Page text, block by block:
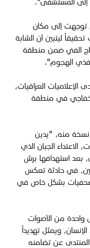
توجهت إلى مكان
ليتبين أن الشابة
الفني ضمن منطقة
الهجوم".
العراقيات،
الخفاجي في منطقة
نسخة منه، "يدين
الاعتداء الجبان الذي
بعد استهدافها برش
في حادثة تعكس
بشكل خاص في
واحدة من الأصوات
ويمثل تهديداً
المنتدى عن تضامنه